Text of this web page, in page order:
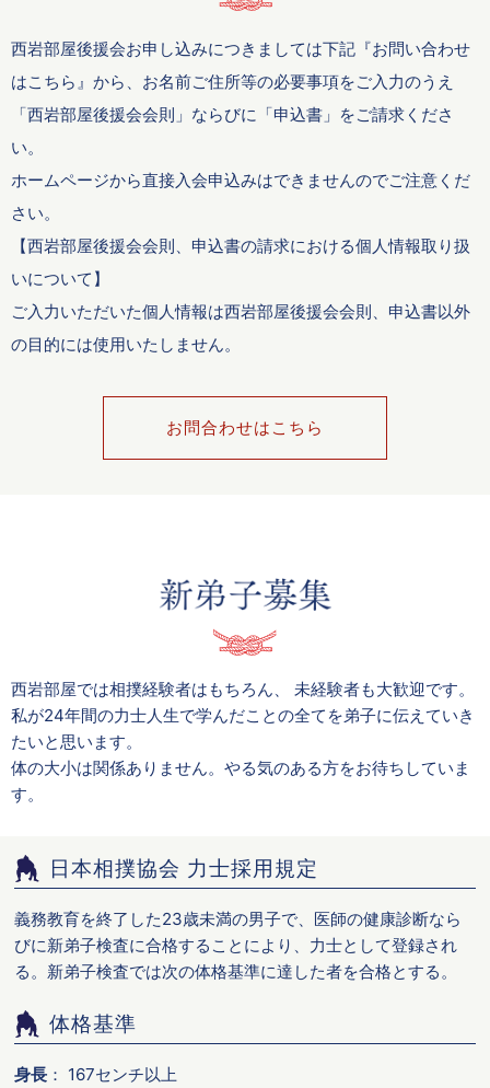
西岩部屋後援会お申し込みにつきましては下記『お問い合わせ
はこちら』から、お名前ご住所等の必要事項をご入力のうえ
「西岩部屋後援会会則」ならびに「申込書」をご請求くださ
い。
ホームページから直接入会申込みはできませんのでご注意くだ
さい。
【西岩部屋後援会会則、申込書の請求における個人情報取り扱
いについて】
ご入力いただいた個人情報は西岩部屋後援会会則、申込書以外
の目的には使用いたしません。
お問合わせはこちら
西岩部屋では相撲経験者はもちろん、 未経験者も大歓迎です。
私が24年間の力士人生で学んだことの全てを弟子に伝えていき
たいと思います。
体の大小は関係ありません。やる気のある方をお待ちしていま
す。
日本相撲協会 力士採用規定
義務教育を終了した23歳未満の男子で、医師の健康診断なら
びに新弟子検査に合格することにより、力士として登録され
る。新弟子検査では次の体格基準に達した者を合格とする。
体格基準
身長： 167センチ以上